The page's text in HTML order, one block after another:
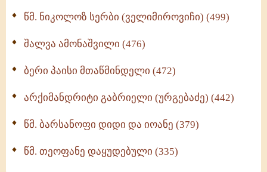
წმ. ნიკოლოზ სერბი (ველიმიროვიჩი) (499)
შალვა ამონაშვილი (476)
ბერი პაისი მთაწმინდელი (472)
არქიმანდრიტი გაბრიელი (ურგებაძე) (442)
წმ. ბარსანოფი დიდი და იოანე (379)
წმ. თეოფანე დაყუდებული (335)